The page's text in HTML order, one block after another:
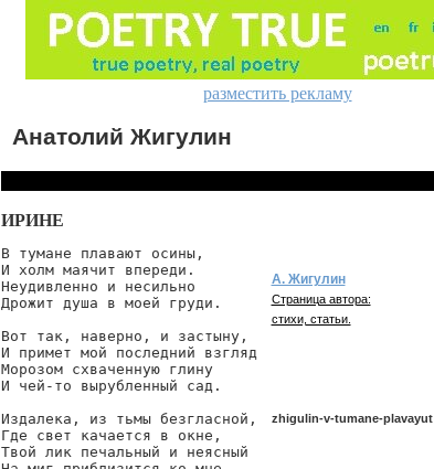
разместить рекламу
Анатолий Жигулин
ИРИНЕ
В тумане плавают осины,
И холм маячит впереди.
Неудивленно и несильно
Дрожит душа в моей груди.
Вот так, наверно, и застыну,
И примет мой последний взгляд
Морозом схваченную глину
И чей-то вырубленный сад.
Издалека, из тьмы безгласной,
Где свет качается в окне,
Твой лик печальный и неясный
А. Жигулин
Страница автора:
стихи, статьи.
zhigulin-v-tumane-plavayut